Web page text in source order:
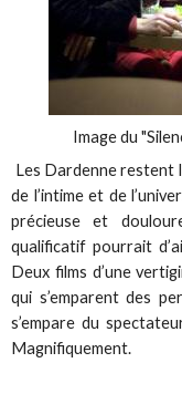
Image du
Les Dardenne restent
de l’intime et de
précieuse et
qualificatif pourrait
Deux films d’une
qui s’emparent des
s’empare du
Magnifiquement.